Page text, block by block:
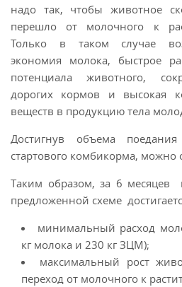
надо так, чтобы животное
перешло от молочного к
Только в таком случае
экономия молока, быстрое
потенциала животного,
дорогих кормов и высокая
веществ в продукцию тела
Достигнув объема
стартового комбикорма, можно
Таким образом, за 6 месяцев
предложенной схеме
минимальный расход
кг молока и 230 кг ЗЦМ);
максимальный рост
переход от молочного к